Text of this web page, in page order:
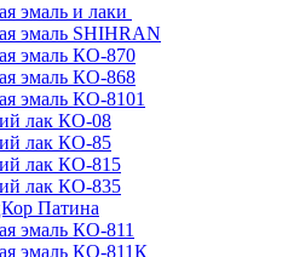
эмаль и лаки
эмаль SHIHRAN
эмаль КО-870
эмаль КО-868
эмаль КО-8101
лак КО-08
лак КО-85
лак КО-815
лак КО-835
Патина
эмаль КО-811
эмаль КО-811К